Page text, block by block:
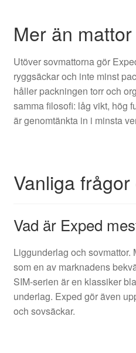
Mer än mattor
Utöver sovmattorna gör
ryggsäckar och inte minst
håller packningen torr och
samma filosofi: låg vikt, hög
är genomtänkta in i minsta
Vanliga
Vad är Exped
Liggunderlag och sovmattor.
som en av marknadens
SIM-serien är en klassiker
underlag. Exped gör även
och sovsäckar.